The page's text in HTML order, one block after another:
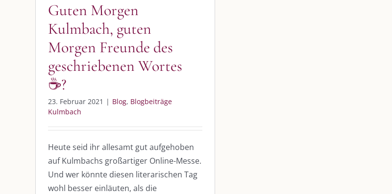
Guten Morgen
Kulmbach, guten
Morgen Freunde des
geschriebenen Wortes
☕️?
23. Februar 2021 | Blog, Blogbeiträge
Kulmbach
Heute seid ihr allesamt gut aufgehoben
auf Kulmbachs großartiger Online-Messe.
Und wer könnte diesen literarischen Tag
wohl besser einläuten, als die